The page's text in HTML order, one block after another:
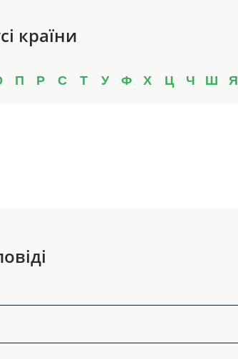
країни
П Р С Т У Ф Х Ц Ч Ш Я